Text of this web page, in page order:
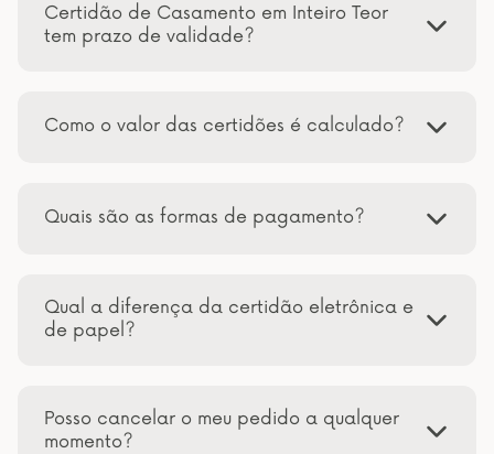
Certidão de Casamento em Inteiro Teor
tem prazo de validade?
Como o valor das certidões é calculado?
Quais são as formas de pagamento?
Qual a diferença da certidão eletrônica e
de papel?
Posso cancelar o meu pedido a qualquer
momento?